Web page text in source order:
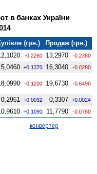
в банках України
(грн.)
Продаж (грн.)
-0.2260 13,2970 -0.2380
+0.1370 16,3040 -0.0280
-0.1200 19,6730 -0.6490
0,2961 +0.0032 0,3307 +0.0024
+0.1090 11,7790 -0.0780
конвертер